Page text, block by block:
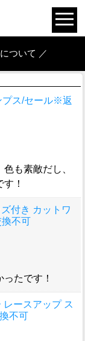
ついて ／
プス/セール※返
も素敵だし、
！
付き カットワ
不可
たです！
ースアップ ス
不可